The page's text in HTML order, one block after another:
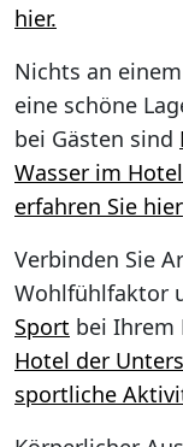
hier.
Nichts an
eine schöne
bei Gästen sind
Wasser im
erfahren Sie hier
Verbinden Sie
Wohlfühlfaktor
Sport bei Ihrem
Hotel der
sportliche